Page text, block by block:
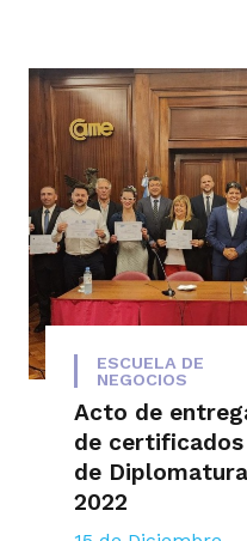
ESCUELA DE
NEGOCIOS
Acto de
de certificados
de
2022